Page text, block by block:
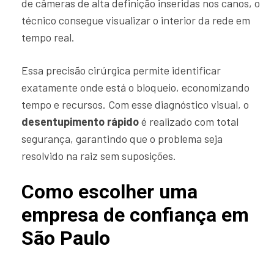
de câmeras de alta definição inseridas nos canos, o
técnico consegue visualizar o interior da rede em
tempo real.
Essa precisão cirúrgica permite identificar
exatamente onde está o bloqueio, economizando
tempo e recursos. Com esse diagnóstico visual, o
desentupimento rápidoé realizado com total
segurança, garantindo que o problema seja
resolvido na raiz sem suposições.
Como escolher uma
empresa de confiança em
São Paulo